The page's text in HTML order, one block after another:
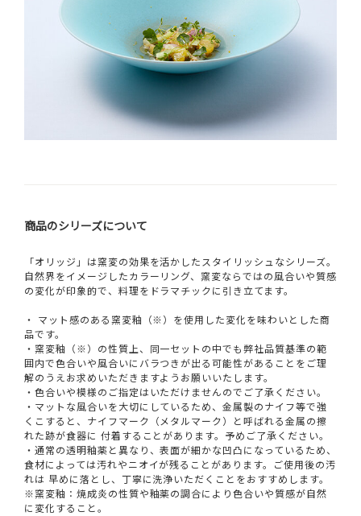
商品のシリーズについて
「オリッジ」は窯変の効果を活かしたスタイリッシュなシリーズ。
自然界をイメージしたカラーリング、窯変ならではの風合いや質感
の変化が印象的で、料理をドラマチックに引き立てます。
・ マット感のある窯変釉（※）を使用した変化を味わいとした商
品です。
・窯変釉（※）の性質上、同一セットの中でも弊社品質基準の範
囲内で色合いや風合いにバラつきが出る可能性があることをご理
解のうえお求めいただきますようお願いいたします。
・色合いや模様のご指定はいただけませんのでご了承ください。
・マットな風合いを大切にしているため、金属製のナイフ等で強
くこすると、ナイフマーク（メタルマーク）と呼ばれる金属の擦
れた跡が食器に 付着することがあります。予めご了承ください。
・通常の透明釉薬と異なり、表面が細かな凹凸になっているため、
食材によっては汚れやニオイが残ることがあります。ご使用後の汚
れは 早めに落とし、丁寧に洗浄いただくことをおすすめします。
※窯変釉：焼成炎の性質や釉薬の調合により色合いや質感が自然
に変化すること。